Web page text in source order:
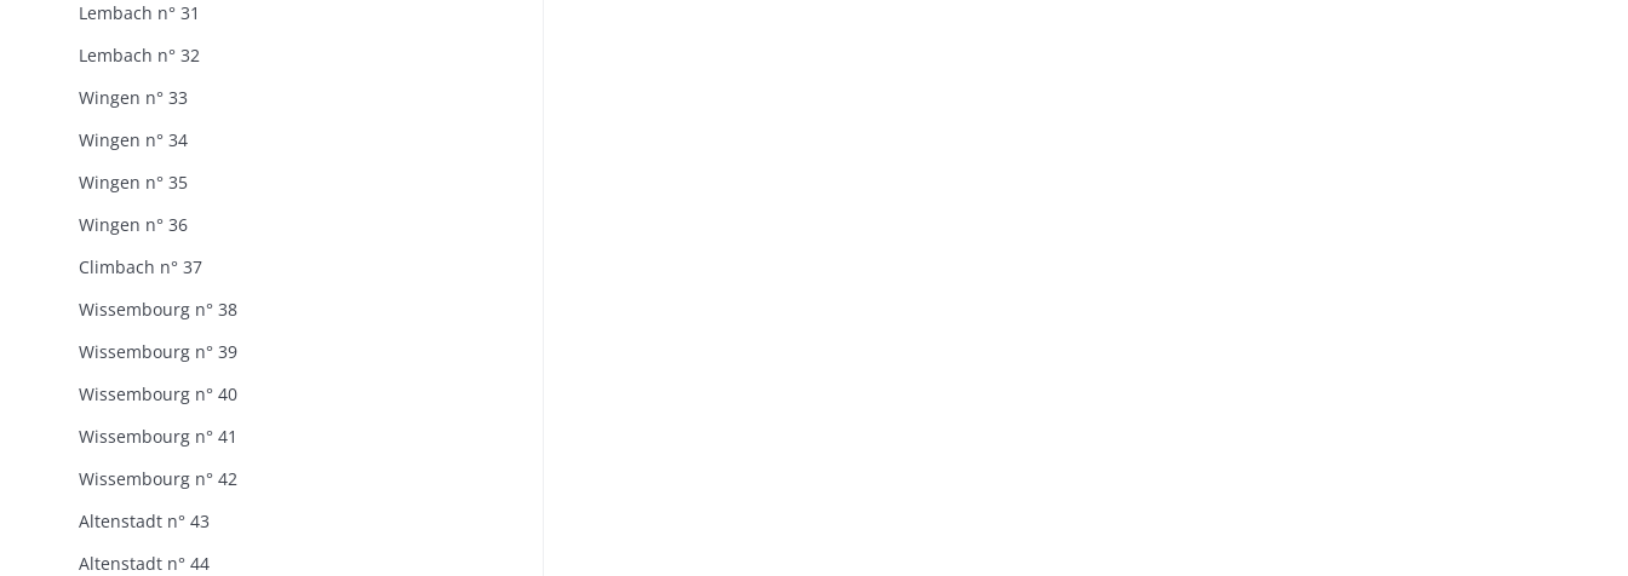
Lembach n° 31
Lembach n° 32
Wingen n° 33
Wingen n° 34
Wingen n° 35
Wingen n° 36
Climbach n° 37
Wissembourg n° 38
Wissembourg n° 39
Wissembourg n° 40
Wissembourg n° 41
Wissembourg n° 42
Altenstadt n° 43
Altenstadt n° 44